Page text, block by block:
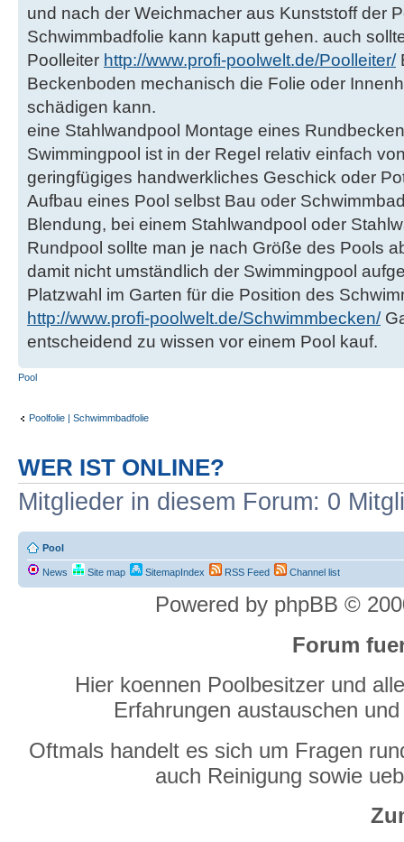
und nach der Weichmacher aus Kunststoff der
Schwimmbadfolie kann kaputt gehen. auch
Poolleiter http://www.profi-poolwelt.de/Poolleiter/
Beckenboden mechanisch die Folie oder
schädigen kann.
eine Stahlwandpool Montage eines
Swimmingpool ist in der Regel relativ einfach
geringfügiges handwerkliches Geschick oder
Aufbau eines Pool selbst Bau oder
Blendung, bei einem Stahlwandpool oder
Rundpool sollte man je nach Größe des Pools
damit nicht umständlich der Swimmingpool
Platzwahl im Garten für die Position des
http://www.profi-poolwelt.de/Schwimmbecken/
entscheidend zu wissen vor einem Pool kauf.
Pool
Poolfolie | Schwimmbadfolie
WER IST ONLINE?
Mitglieder in diesem Forum: 0
Pool
News Site map SitemapIndex RSS Feed Channel list
Powered by phpBB ©
Forum
Hier koennen Poolbesitzer und
Erfahrungen austauschen
Oftmals handelt es sich um Fragen
auch Reinigung sowie